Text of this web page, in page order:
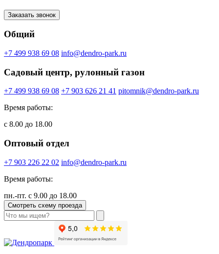
Заказать звонок
Общий
+7 499 938 69 08 info@dendro-park.ru
Садовый центр, рулонный газон
+7 499 938 69 08 +7 903 626 21 41 pitomnik@dendro-park.ru
Время работы:
с 8.00 до 18.00
Оптовый отдел
+7 903 226 22 02 info@dendro-park.ru
Время работы:
пн.-пт. с 9.00 до 18.00
Смотреть схему проезда